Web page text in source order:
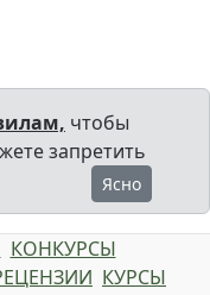
чтобы
запретить
Ясно
КОНКУРСЫ
КУРСЫ